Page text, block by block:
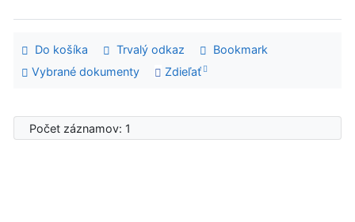
Do košíka Trvalý odkaz
Bookmark
Vybrané dokumenty
Zdieľať
Počet záznamov: 1